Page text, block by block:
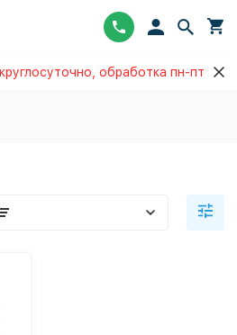
обработка пн-пт